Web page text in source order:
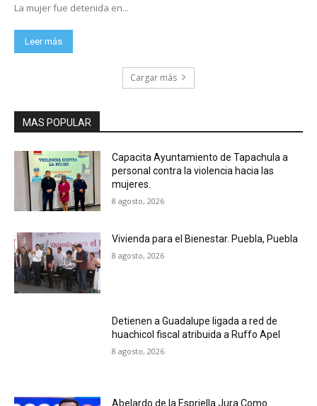
La mujer fue detenida en...
Leer más
Cargar más
MAS POPULAR
Capacita Ayuntamiento de Tapachula a
personal contra la violencia hacia las
mujeres.
8 agosto, 2026
Vivienda para el Bienestar. Puebla, Puebla
8 agosto, 2026
Detienen a Guadalupe ligada a red de
huachicol fiscal atribuida a Ruffo Apel
8 agosto, 2026
Abelardo de la Espriella Jura Como